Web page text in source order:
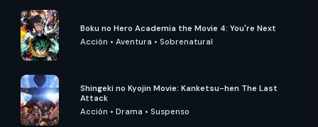
Boku no Hero Academia the Movie 4: You're Next
Acción •Aventura • Sobrenatural
Shingeki no Kyojin Movie: Kanketsu-hen The Last
Attack
Acción •Drama • Suspenso